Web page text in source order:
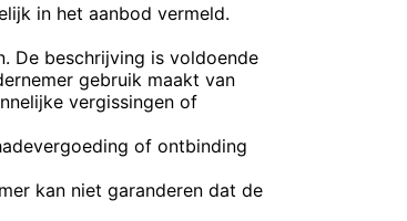
in het aanbod vermeld.
De beschrijving is voldoende
gebruik maakt van
vergissingen of
of ontbinding
kan niet garanderen dat de